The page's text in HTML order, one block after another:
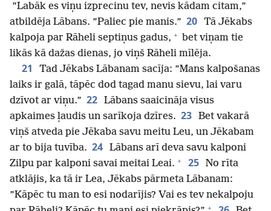
”Labāk es viņu izprecinu tev, nevis kādam citam,”
atbildēja Lābans. ”Paliec pie manis.” 20 Tā Jēkabs
kalpoja par Rāheli septiņus gadus, + bet viņam tie
likās kā dažas dienas, jo viņš Rāheli mīlēja.
21
Tad Jēkabs Lābanam sacīja: ”Mans kalpošanas
laiks ir galā, tāpēc dod tagad manu sievu, lai varu
dzīvot ar viņu.” 22 Lābans saaicināja visus
apkaimes ļaudis un sarīkoja dzīres. 23 Bet vakarā
viņš atveda pie Jēkaba savu meitu Leu, un Jēkabam
ar to bija tuvība. 24 Lābans arī deva savu kalponi
Zilpu par kalponi savai meitai Leai. + 25 No rīta
atklājis, ka tā ir Lea, Jēkabs pārmeta Lābanam:
”Kāpēc tu man to esi nodarījis? Vai es tev nekalpoju
+